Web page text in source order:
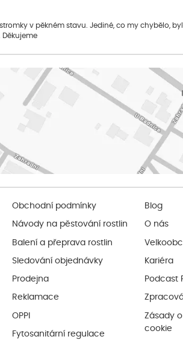
v pěkném stavu. Jediné, co my chybělo,
Obchodní podmínky
Návody na pěstování rostlin
Balení a přeprava rostlin
Sledování objednávky
Prodejna
Reklamace
OPPI
Fytosanitární regulace
Blog
O nás
Kariéra
Podcast
Zásady
cookie